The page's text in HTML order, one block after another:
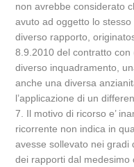
non avrebbe considerato
avuto ad oggetto lo
diverso rapporto,
8.9.2010 del contratto con
diverso inquadramento,
anche una diversa
l’applicazione di un
7. Il motivo di ricorso e’
ricorrente non indica in
avesse sollevato nei gradi
dei rapporti dal medesimo